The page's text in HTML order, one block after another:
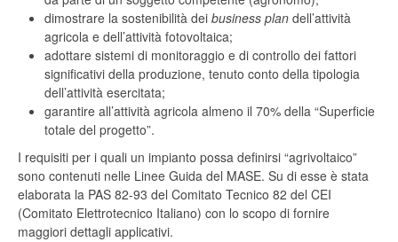
dimostrare la sostenibilità dei business plan dell’attività
agricola e dell’attività fotovoltaica;
adottare sistemi di monitoraggio e di controllo dei fattori
significativi della produzione, tenuto conto della tipologia
dell’attività esercitata;
garantire all’attività agricola almeno il 70% della “Superficie
totale del progetto”.
I requisiti per i quali un impianto possa definirsi “agrivoltaico”
sono contenuti nelle Linee Guida del MASE. Su di esse è stata
elaborata la PAS 82-93 del Comitato Tecnico 82 del CEI
(Comitato Elettrotecnico Italiano) con lo scopo di fornire
maggiori dettagli applicativi.